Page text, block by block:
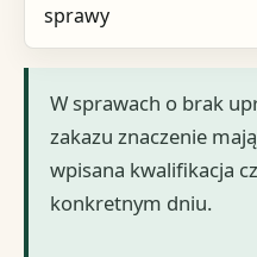
sprawy
W sprawach o brak
zakazu znaczenie
wpisana kwalifikacja
konkretnym dniu.